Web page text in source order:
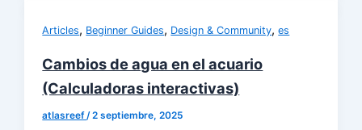
Articles, Beginner Guides, Design & Community,es
Cambios de agua en el acuario
(Calculadoras interactivas)
atlasreef /2 septiembre, 2025